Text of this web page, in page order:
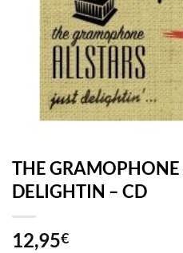
THE GRAMOPHONE
DELIGHTIN – CD
12,95€